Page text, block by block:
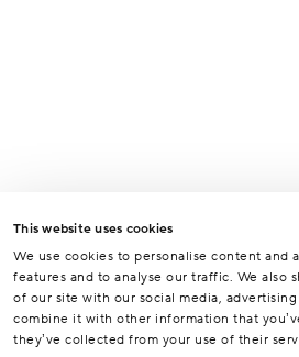
This website uses cookies
We use cookies to personalise content and
features and to analyse our traffic. We also
of our site with our social media,
combine it with other information that
they’ve collected from your use of their